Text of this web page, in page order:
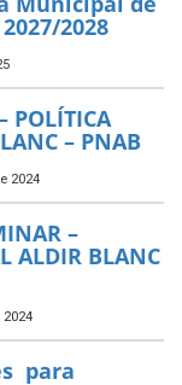
2028
POLÍTICA
– PNAB
2024
–
ALDIR BLANC
para